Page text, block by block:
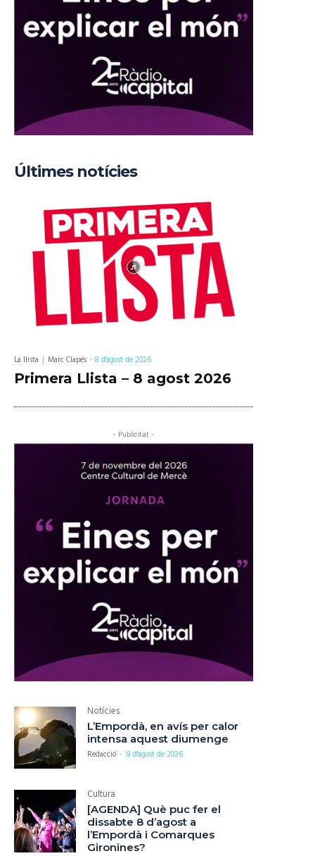
Últimes notícies
La llista Marc Clapés -8 d'agost de 2026
Primera Llista – 8 agost 2026
- Publicitat -
Notícies
L’Empordà, en avís per calor
intensa aquest diumenge
Redacció - 8 d'agost de 2026
Cultura
[AGENDA] Què puc fer el
dissabte 8 d’agost a
l’Empordà i Comarques
Gironines?